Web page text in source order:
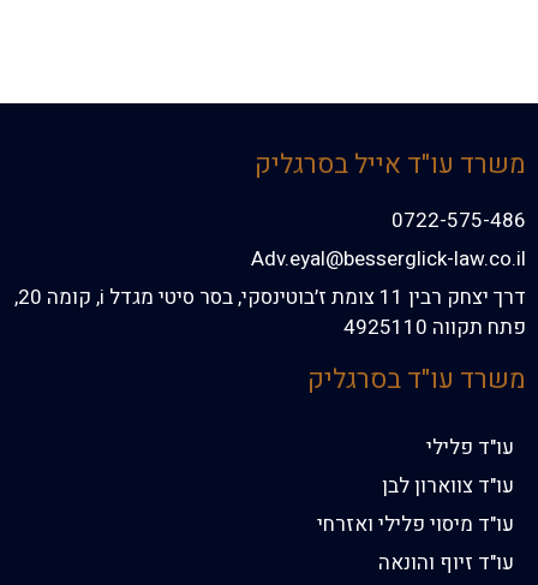
משרד עו"ד אייל בסרגליק
0722-575-486
Adv.eyal@besserglick-law.co.il
דרך יצחק רבין 11 צומת ז׳בוטינסקי, בסר סיטי מגדל i, קומה 20,
פתח תקווה 4925110
משרד עו"ד בסרגליק
עו"ד פלילי
עו"ד צווארון לבן
עו"ד מיסוי פלילי ואזרחי
עו"ד זיוף והונאה